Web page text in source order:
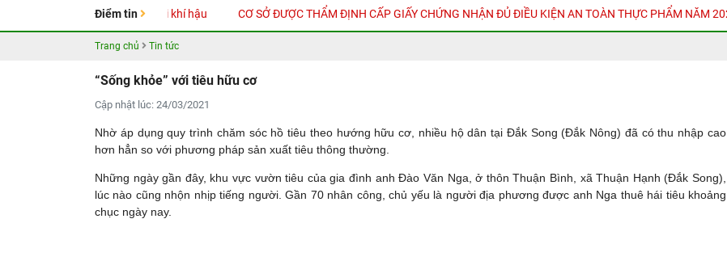
Điểm tin
thích ứng với Biến đổi khí hậu CƠ SỞ ĐƯỢC THẨM ĐỊNH CẤP GIẤY CHỨNG NHẬN ĐỦ ĐIỀU KIỆN AN TOÀN THỰC PHẨM NĂM 2025
Trang chủ Tin tức
“Sống khỏe” với tiêu hữu cơ
Cập nhật lúc: 24/03/2021
Nhờ áp dụng quy trình chăm sóc hồ tiêu theo hướng hữu cơ, nhiều hộ dân tại Đắk Song (Đắk Nông) đã có thu nhập cao
hơn hẳn so với phương pháp sản xuất tiêu thông thường.
Những ngày gần đây, khu vực vườn tiêu của gia đình anh Đào Văn Nga, ở thôn Thuận Bình, xã Thuận Hạnh (Đắk Song),
lúc nào cũng nhộn nhịp tiếng người. Gần 70 nhân công, chủ yếu là người địa phương được anh Nga thuê hái tiêu khoảng
chục ngày nay.